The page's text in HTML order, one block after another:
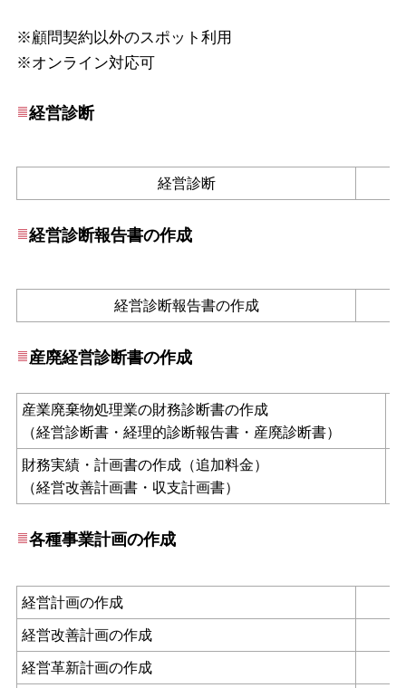
※顧問契約以外のスポット利用
※オンライン対応可
経営診断
経営診断
経営診断報告書の作成
経営診断報告書の作成
産廃経営診断書の作成
産業廃棄物処理業の財務診断書の作成
（経営診断書・経理的診断報告書・産廃診断書）
財務実績・計画書の作成（追加料金）
（経営改善計画書・収支計画書）
各種事業計画の作成
経営計画の作成
経営改善計画の作成
経営革新計画の作成